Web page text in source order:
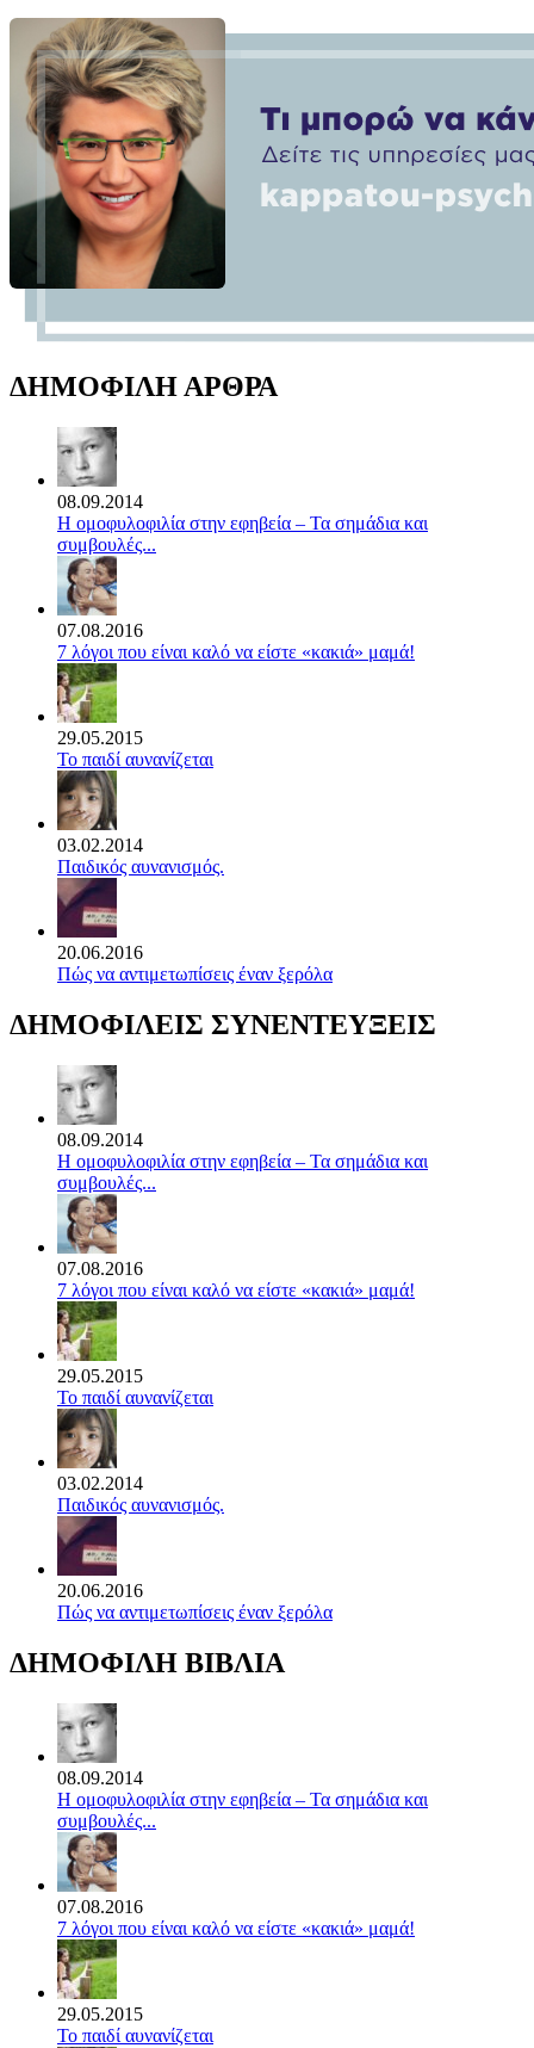
ΔΗΜΟΦΙΛΗ ΑΡΘΡΑ
08.09.2014
Η ομοφυλοφιλία στην εφηβεία – Τα σημάδια και
συμβουλές...
07.08.2016
7 λόγοι που είναι καλό να είστε «κακιά» μαμά!
29.05.2015
Το παιδί αυνανίζεται
03.02.2014
Παιδικός αυνανισμός.
20.06.2016
Πώς να αντιμετωπίσεις έναν ξερόλα
ΔΗΜΟΦΙΛΕΙΣ ΣΥΝΕΝΤΕΥΞΕΙΣ
08.09.2014
Η ομοφυλοφιλία στην εφηβεία – Τα σημάδια και
συμβουλές...
07.08.2016
7 λόγοι που είναι καλό να είστε «κακιά» μαμά!
29.05.2015
Το παιδί αυνανίζεται
03.02.2014
Παιδικός αυνανισμός.
20.06.2016
Πώς να αντιμετωπίσεις έναν ξερόλα
ΔΗΜΟΦΙΛΗ ΒΙΒΛΙΑ
08.09.2014
Η ομοφυλοφιλία στην εφηβεία – Τα σημάδια και
συμβουλές...
07.08.2016
7 λόγοι που είναι καλό να είστε «κακιά» μαμά!
29.05.2015
Το παιδί αυνανίζεται